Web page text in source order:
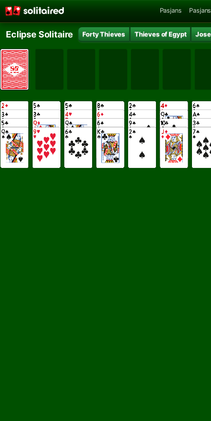
Pasjans
Eclipse Solitaire Forty Thieves Thieves of Egypt